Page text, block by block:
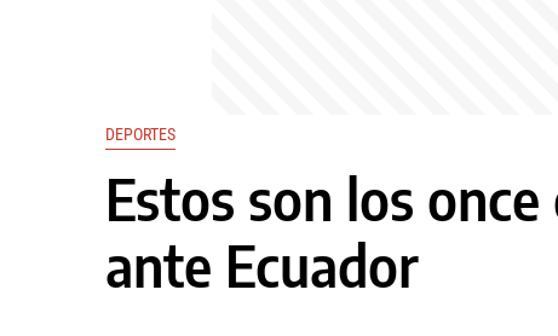
DEPORTES
Estos son los
ante Ecuador